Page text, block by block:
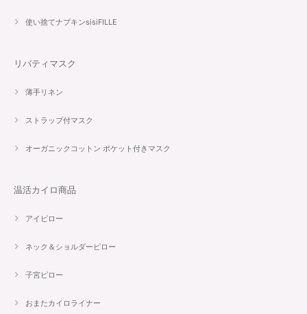
使い捨てナプキンsisiFILLE
リバティマスク
薄手リネン
ストラップ付マスク
オーガニックコットン ポケット付きマスク
温活カイロ商品
アイピロー
ネック＆ショルダーピロー
子宮ピロー
おまたカイロライナー